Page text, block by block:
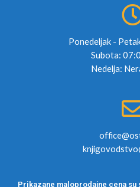
Ponedeljak -
Subota:
Nedelja:
Prikazane maloprodajne cena su